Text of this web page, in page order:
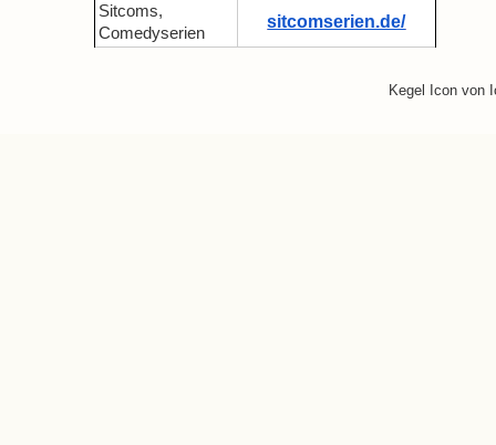
Sitcoms,
Comedyserien
sitcomserien.de/
Kegel Icon von